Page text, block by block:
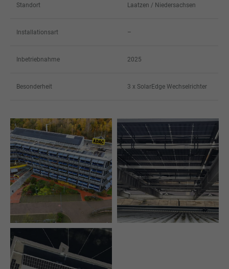
Standort Laatzen / Niedersachsen
Installationsart –
Inbetriebnahme 2025
Besonderheit 3 x SolarEdge Wechselrichter